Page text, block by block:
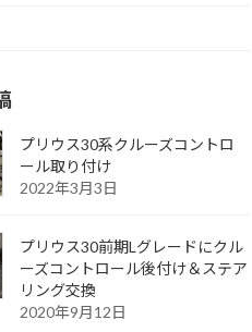
プリウス30系クルーズコントロ
ール取り付け
2022年3月3日
プリウス30前期Lグレードにクル
ーズコントロール後付け＆ステア
リング交換
2020年9月12日